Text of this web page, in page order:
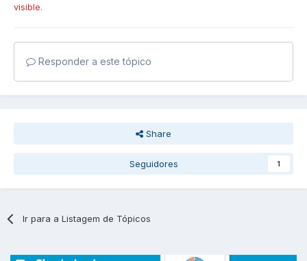
visible.
Responder a este tópico
Share
Seguidores 1
Ir para a Listagem de Tópicos